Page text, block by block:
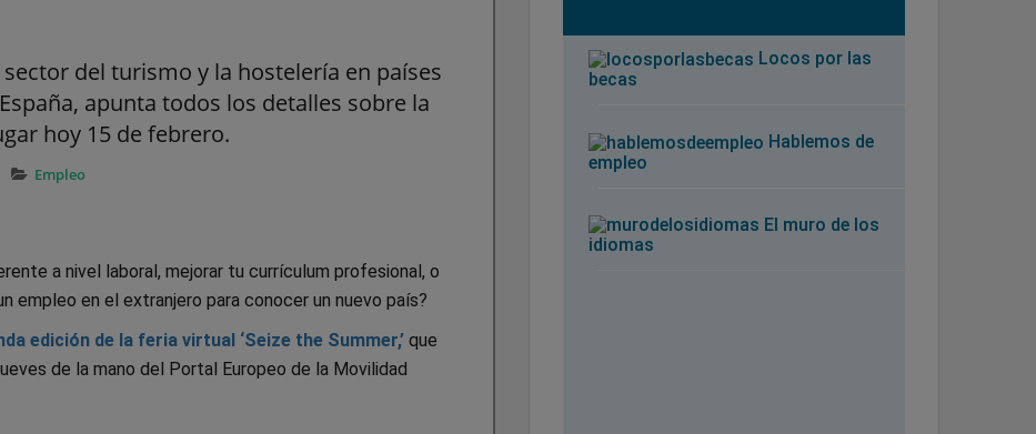
del turismo y la hostelería en países
apunta todos los detalles sobre la
hoy 15 de febrero.
Empleo
a nivel laboral, mejorar tu currículum profesional, o
empleo en el extranjero para conocer un nuevo país?
edición de la feria virtual ‘Seize the Summer,’ que
de la mano del Portal Europeo de la Movilidad
Locos por las
becas
Hablemos de
empleo
El muro de los
idiomas